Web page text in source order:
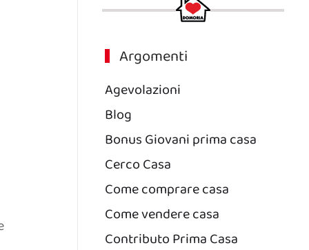
Argomenti
Agevolazioni
Blog
Bonus Giovani prima casa
Cerco Casa
Come comprare casa
Come vendere casa
Contributo Prima Casa